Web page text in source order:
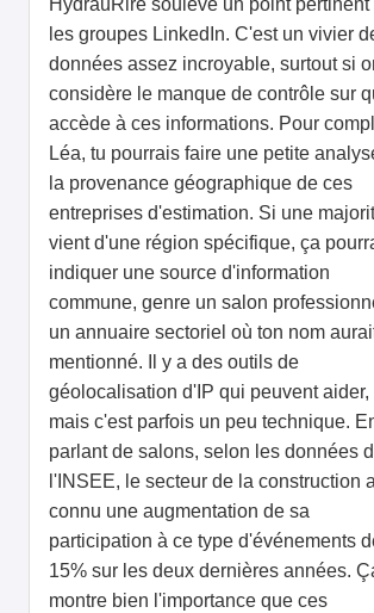
HydrauRire soulève un point pertinent
les groupes LinkedIn. C'est un vivier
données assez incroyable, surtout si
considère le manque de contrôle sur
accède à ces informations. Pour
Léa, tu pourrais faire une petite
la provenance géographique de ces
entreprises d'estimation. Si une
vient d'une région spécifique, ça
indiquer une source d'information
commune, genre un salon
un annuaire sectoriel où ton nom
mentionné. Il y a des outils de
géolocalisation d'IP qui peuvent aider,
mais c'est parfois un peu technique.
parlant de salons, selon les données
l'INSEE, le secteur de la construction a
connu une augmentation de sa
participation à ce type d'événements
15% sur les deux dernières années.
montre bien l'importance que ces